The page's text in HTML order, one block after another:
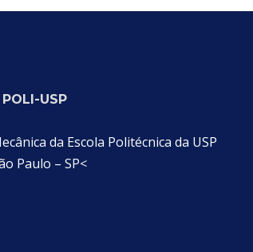
USP
da Escola Politécnica da USP
Paulo – SP<